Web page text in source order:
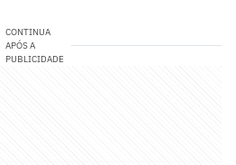
CONTINUA
APÓS A
PUBLICIDADE